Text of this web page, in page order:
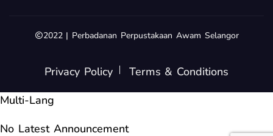
2022 | Perbadanan Perpustakaan Awam Selangor
Privacy Policy
Terms & Conditions
Multi-Lang
No Latest Announcement